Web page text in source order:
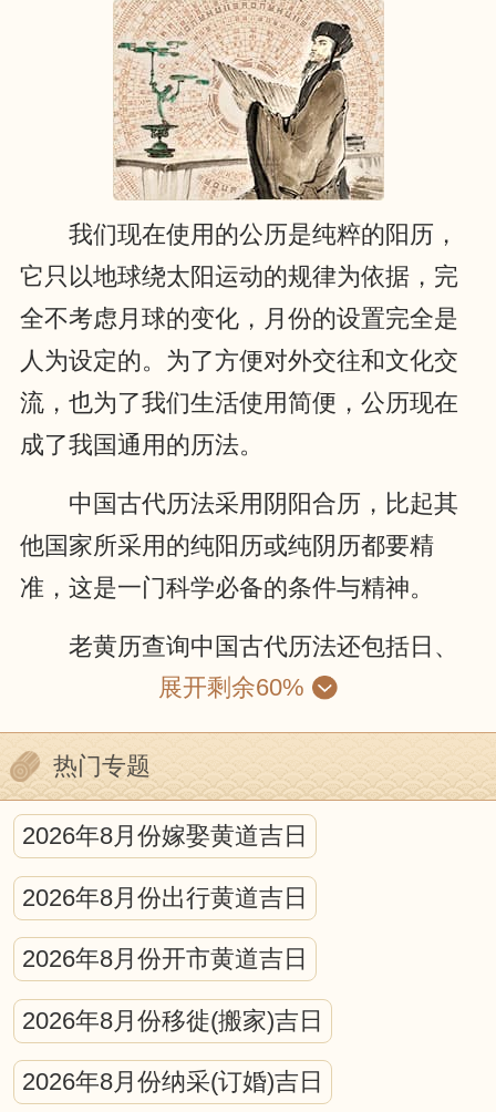
我们现在使用的公历是纯粹的阳历，
它只以地球绕太阳运动的规律为依据，完
全不考虑月球的变化，月份的设置完全是
人为设定的。为了方便对外交往和文化交
流，也为了我们生活使用简便，公历现在
成了我国通用的历法。
中国古代历法采用阴阳合历，比起其
他国家所采用的纯阳历或纯阴历都要精
准，这是一门科学必备的条件与精神。
老黄历查询中国古代历法还包括日、
月、五星的运动，位置的计算；昏、旦中
星和时刻的测定；日、月食的预报等等。
就某种程度来说，中国古代的历法就是一
种编算天文年历的工作。它包括中国古代
天文学的许多重要内容，是古代科学观察
和研究的结晶。
宇宙中日、月、星辰的互动，对人可
产生什么影响，古今学者都认为，所有的
宇宙运动都会不同程度的作用于地球生
命，从而在地球生命上打下深深的烙印。
展开剩余60%
热门专题
2026年8月份嫁娶黄道吉日
2026年8月份出行黄道吉日
2026年8月份开市黄道吉日
2026年8月份移徙(搬家)吉日
2026年8月份纳采(订婚)吉日